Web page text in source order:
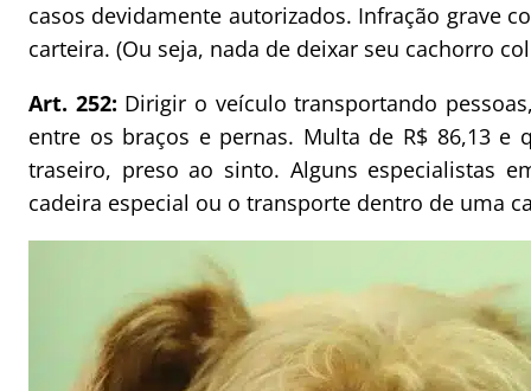
casos devidamente autorizados. Infração grave
carteira. (Ou seja, nada de deixar seu cachorro
Art. 252: Dirigir o veículo transportando
entre os braços e pernas. Multa de R$ 86,13 e
traseiro, preso ao sinto. Alguns especialistas
cadeira especial ou o transporte dentro de uma